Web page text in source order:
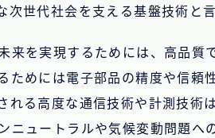
世代社会を支える基盤技術と言
来を実現するためには、高品質
めには電子部品の精度や信頼
れる高度な通信技術や計測技術
ュートラルや気候変動問題へ